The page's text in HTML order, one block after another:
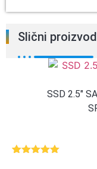
Slični
SSD 2.5″